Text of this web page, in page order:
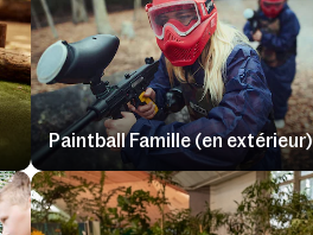
Paintball Famille (en extérieur)